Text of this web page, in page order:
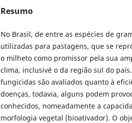
Resumo
No Brasil, de entre as espécies de
utilizadas para pastagens, que se
o milheto como promissor pela sua
clima, inclusivé o da região sul do
fungicidas são avaliados quanto à
doenças, todavia, alguns podem
conhecidos, nomeadamente a
morfologia vegetal (bioativador). O